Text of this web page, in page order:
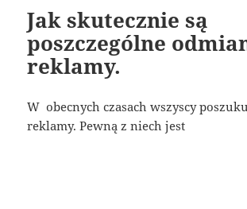
Jak skutecznie są
poszczególne
reklamy.
W obecnych czasach wszyscy
reklamy. Pewną z niech jest